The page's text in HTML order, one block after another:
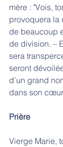
mère : "Vois,
provoquera la
de beaucoup
de division. –
sera
seront
d’un grand
dans son
Prière
Vierge Marie,